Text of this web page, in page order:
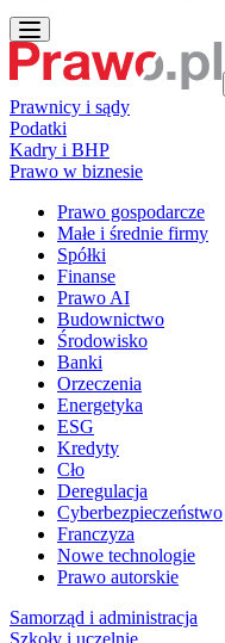
Prawnicy i sądy
Podatki
Kadry i BHP
Prawo w biznesie
Prawo gospodarcze
Małe i średnie firmy
Spółki
Finanse
Prawo AI
Budownictwo
Środowisko
Banki
Orzeczenia
Energetyka
ESG
Kredyty
Cło
Deregulacja
Cyberbezpieczeństwo
Franczyza
Nowe technologie
Prawo autorskie
Samorząd i administracja